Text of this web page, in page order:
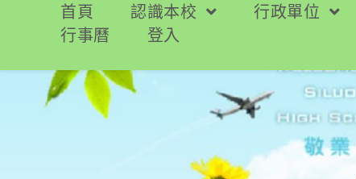
要
首頁 認識本校 行政單位
行事曆
登入